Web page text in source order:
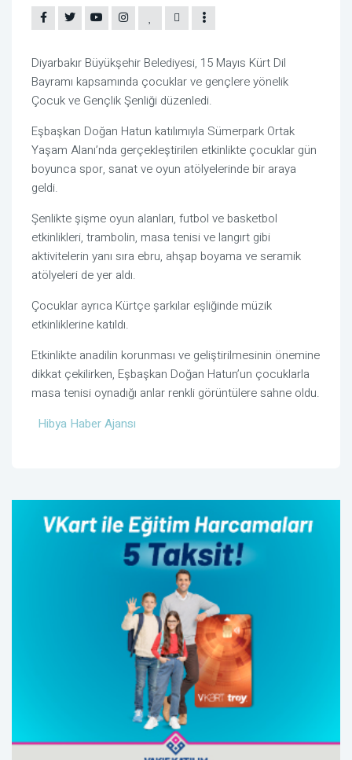
Diyarbakır Büyükşehir Belediyesi, 15 Mayıs Kürt Dil
Bayramı kapsamında çocuklar ve gençlere yönelik
Çocuk ve Gençlik Şenliği düzenledi.
Eşbaşkan Doğan Hatun katılımıyla Sümerpark Ortak
Yaşam Alanı’nda gerçekleştirilen etkinlikte çocuklar gün
boyunca spor, sanat ve oyun atölyelerinde bir araya
geldi.
Şenlikte şişme oyun alanları, futbol ve basketbol
etkinlikleri, trambolin, masa tenisi ve langırt gibi
aktivitelerin yanı sıra ebru, ahşap boyama ve seramik
atölyeleri de yer aldı.
Çocuklar ayrıca Kürtçe şarkılar eşliğinde müzik
etkinliklerine katıldı.
Etkinlikte anadilin korunması ve geliştirilmesinin önemine
dikkat çekilirken, Eşbaşkan Doğan Hatun’un çocuklarla
masa tenisi oynadığı anlar renkli görüntülere sahne oldu.
Hibya Haber Ajansı